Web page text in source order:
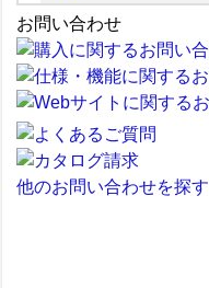
お問い合わせ
他のお問い合わせを探す